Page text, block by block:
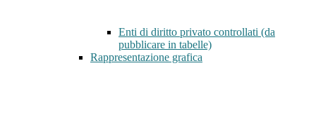
Enti di diritto privato controllati (da
pubblicare in tabelle)
Rappresentazione grafica